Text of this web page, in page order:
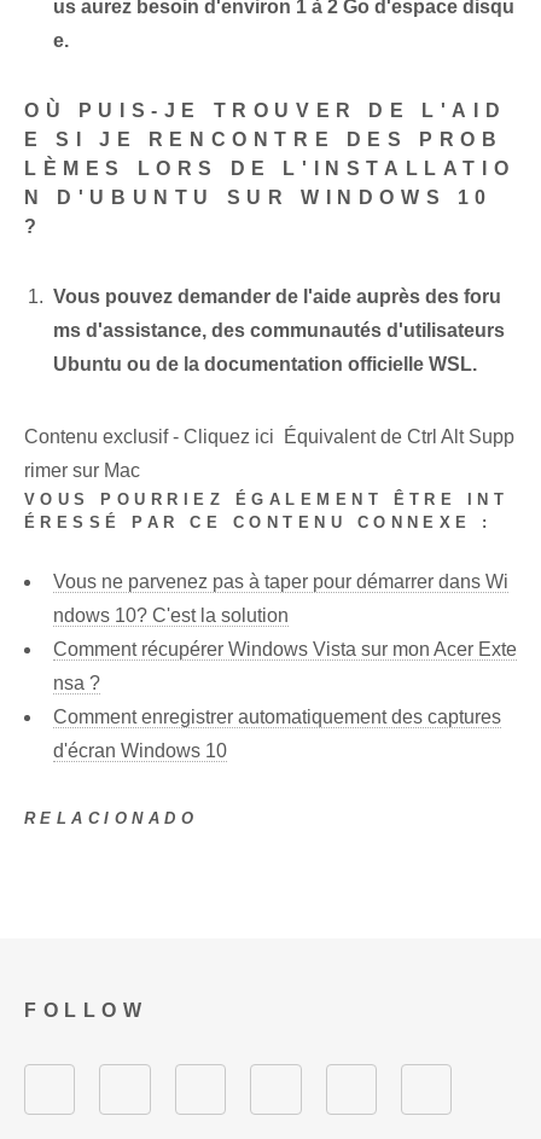
us aurez besoin d'environ 1 à 2 Go d'espace disqu
e.
OÙ PUIS-JE TROUVER DE L'AID
E SI JE RENCONTRE DES PROB
LÈMES LORS DE L'INSTALLATIO
N D'UBUNTU SUR WINDOWS 10
?
Vous pouvez demander de l'aide auprès des foru
ms d'assistance, des communautés d'utilisateurs
Ubuntu ou de la documentation officielle WSL.
Contenu exclusif - Cliquez ici Équivalent de Ctrl Alt Supp
rimer sur Mac
VOUS POURRIEZ ÉGALEMENT ÊTRE INT
ÉRESSÉ PAR CE CONTENU CONNEXE :
Vous ne parvenez pas à taper pour démarrer dans Wi
ndows 10? C'est la solution
Comment récupérer Windows Vista sur mon Acer Exte
nsa ?
Comment enregistrer automatiquement des captures
d'écran Windows 10
RELACIONADO
FOLLOW